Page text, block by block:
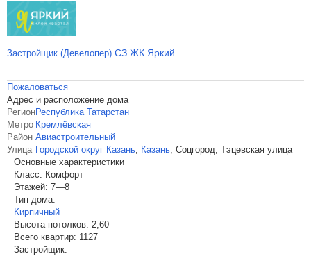
Застройщик (Девелопер) СЗ ЖК Яркий
Пожаловаться
Адрес и расположение дома
РегионРеспублика Татарстан
Метро Кремлёвская
Район Авиастроительный
Улица Городской округ Казань, Казань, Соцгород, Тэцевская улица
Основные характеристики
Класс: Комфорт
Этажей: 7—8
Тип дома:
Кирпичный
Высота потолков: 2,60
Всего квартир: 1127
Застройщик: